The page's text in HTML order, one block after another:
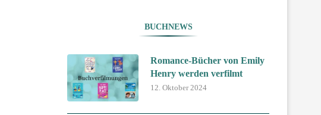
BUCHNEWS
Romance-Bücher von Emily
Henry werden verfilmt
12. Oktober 2024